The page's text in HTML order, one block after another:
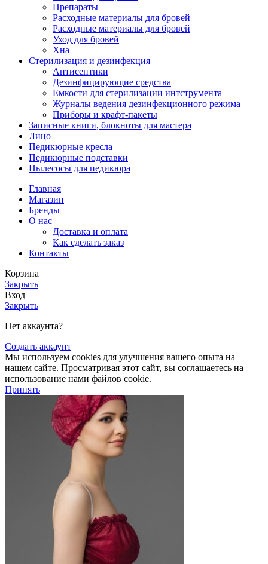
Препараты
Расходные материалы для бровей
Расходные материалы для бровей
Уход для бровей
Хна
Стерилизация и дезинфекция
Антисептики
Дезинфицирующие средства
Емкости для стерилизации интструмента
Журналы ведения дезинфекционного режима
Приборы и крафт-пакеты
Записные книги, блокноты для мастера
Лицо
Педикюрные кресла
Педикюрные подставки
Пылесосы для педикюра
Главная
Магазин
Бренды
О нас
Доставка и оплата
Как сделать заказ
Контакты
Корзина
Закрыть
Вход
Закрыть
Нет аккаунта?
Создать аккаунт
Мы используем cookies для улучшения вашего опыта на
нашем сайте. Просматривая этот сайт, вы соглашаетесь на
использование нами файлов cookie.
Принять